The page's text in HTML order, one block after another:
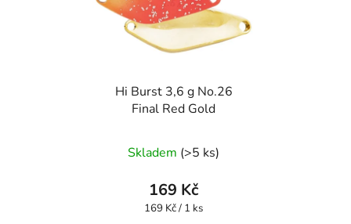
Hi Burst 3,6 g No.26
Final Red Gold
Skladem (>5 ks)
169 Kč
Měrná
169 Kč / 1 ks